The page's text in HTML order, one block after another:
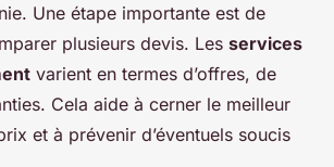
Une étape importante est de
plusieurs devis. Les services
varient en termes d’offres, de
Cela aide à cerner le meilleur
et à prévenir d’éventuels soucis